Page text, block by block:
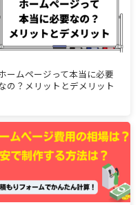
ームページって本当に必要
の？メリットとデメリット